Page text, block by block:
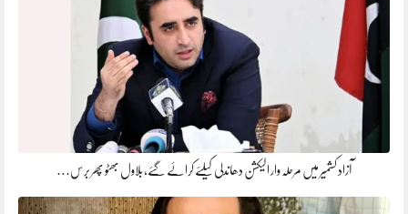
آزاد کشمیر میں مرحلہ وار الیکشن دھاندلی کیلئے کرائے گئے، بلاول بھٹو پھر برس…